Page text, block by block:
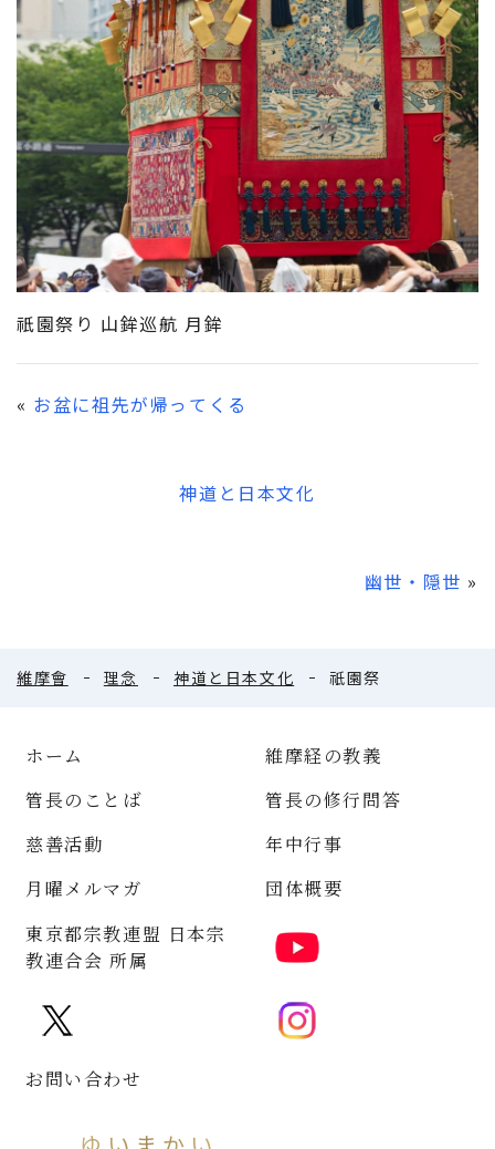
祇園祭り 山鉾巡航 月鉾
« お盆に祖先が帰ってくる
神道と日本文化
幽世・隠世 »
維摩會 理念 神道と日本文化 祇園祭
ホーム
維摩経の教義
管長のことば
管長の修行問答
慈善活動
年中行事
月曜メルマガ
団体概要
東京都宗教連盟 日本宗
教連合会 所属
お問い合わせ